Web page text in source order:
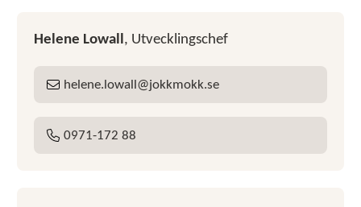
Helene Lowall , Utvecklingschef
helene lowall jokkmokk se
0971-172 88